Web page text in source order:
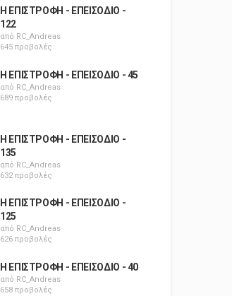
Η ΕΠΙΣΤΡΟΦΗ - ΕΠΕΙΣΟΔΙΟ -
122
από RC_Andreas
645 προβολές
Η ΕΠΙΣΤΡΟΦΗ - ΕΠΕΙΣΟΔΙΟ - 45
από RC_Andreas
689 προβολές
Η ΕΠΙΣΤΡΟΦΗ - ΕΠΕΙΣΟΔΙΟ -
135
από RC_Andreas
632 προβολές
Η ΕΠΙΣΤΡΟΦΗ - ΕΠΕΙΣΟΔΙΟ -
125
από RC_Andreas
626 προβολές
Η ΕΠΙΣΤΡΟΦΗ - ΕΠΕΙΣΟΔΙΟ - 40
από RC_Andreas
658 προβολές